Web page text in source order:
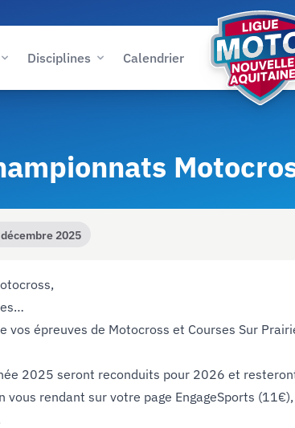
Disciplines Calendrier
Ligue Moto
2025
vos épreuves de Motocross et Courses Sur
2025 seront reconduits pour 2026 et
vous rendant sur votre page EngageSports